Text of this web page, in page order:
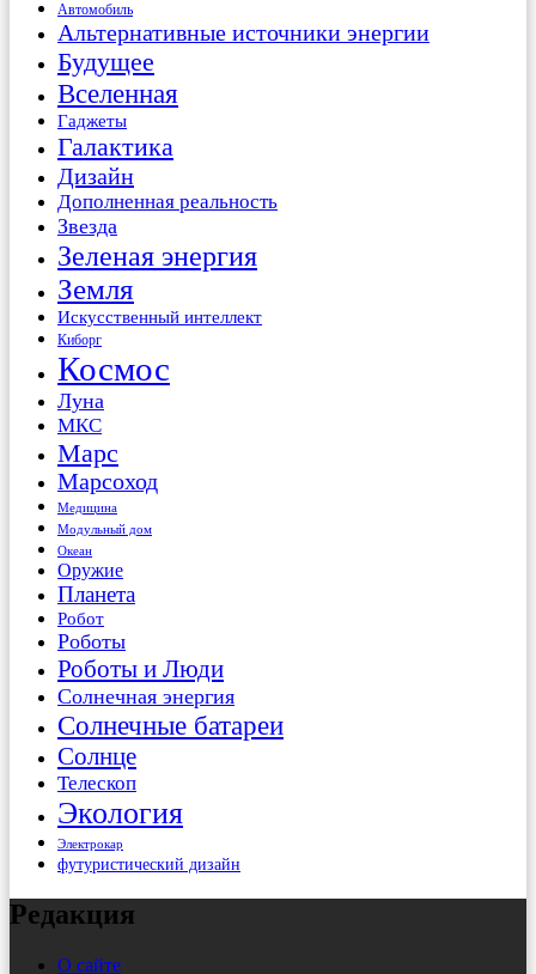
Автомобиль
Альтернативные источники энергии
Будущее
Вселенная
Гаджеты
Галактика
Дизайн
Дополненная реальность
Звезда
Зеленая энергия
Земля
Искусственный интеллект
Киборг
Космос
Луна
МКС
Марс
Марсоход
Медицина
Модульный дом
Океан
Оружие
Планета
Робот
Роботы
Роботы и Люди
Солнечная энергия
Солнечные батареи
Солнце
Телескоп
Экология
Электрокар
футуристический дизайн
Редакция
О сайте